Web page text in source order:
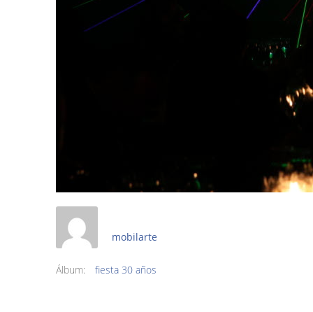
mobilarte
Álbum: fiesta 30 años